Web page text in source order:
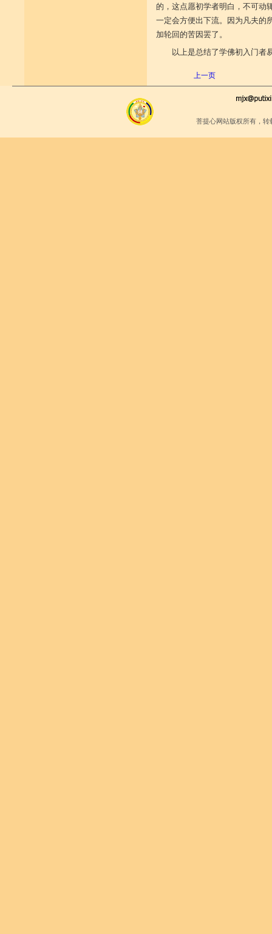
的，这点愿初学者明白，不可动
一定会方便出下流。因为凡夫的
加轮回的苦因罢了。
以上是总结了学佛初入门者
上一页
菩提心网站版权所有，